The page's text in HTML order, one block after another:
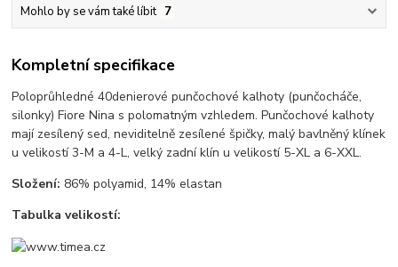
Mohlo by se vám také líbit 7
Kompletní specifikace
Poloprůhledné 40denierové punčochové kalhoty (punčocháče,
silonky) Fiore Nina s polomatným vzhledem. Punčochové kalhoty
mají zesílený sed, neviditelně zesílené špičky, malý bavlněný klínek
u velikostí 3-M a 4-L, velký zadní klín u velikostí 5-XL a 6-XXL.
Složení: 86% polyamid, 14% elastan
Tabulka velikostí: